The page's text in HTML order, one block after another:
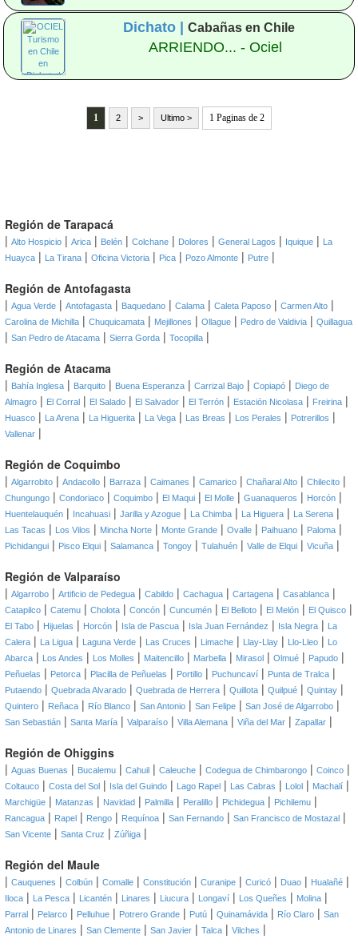
Dichato |Cabañas en Chile
ARRIENDO... - Ociel
1 2 > Ultimo > 1 Paginas de 2
Región de Tarapacá
| Alto Hospicio | Arica | Belén | Colchane | Dolores | General Lagos | Iquique |
La
Huayca | La Tirana | Oficina Victoria | Pica | Pozo Almonte | Putre |
Región de Antofagasta
| Agua Verde | Antofagasta | Baquedano | Calama | Caleta Paposo | Carmen Alto |
Carolina de Michilla | Chuquicamata | Mejillones | Ollague | Pedro de Valdivia | Quillagua
| San Pedro de Atacama | Sierra Gorda | Tocopilla |
Región de Atacama
| Bahía Inglesa | Barquito | Buena Esperanza | Carrizal Bajo | Copiapó | Diego de
Almagro | El Corral | El Salado | El Salvador | El Terrón | Estación Nicolasa | Freirina |
Huasco | La Arena | La Higuerita | La Vega | Las Breas | Los Perales | Potrerillos |
Vallenar |
Región de Coquimbo
| Algarrobito | Andacollo | Barraza | Caimanes | Camarico | Chañaral Alto | Chilecito |
Chungungo | Condoriaco | Coquimbo | El Maqui | El Molle | Guanaqueros | Horcón |
Huentelauquén | Incahuasi | Jarilla y Azogue | La Chimba | La Higuera | La Serena |
Las Tacas | Los Vilos | Mincha Norte | Monte Grande | Ovalle | Paihuano | Paloma |
Pichidangui | Pisco Elqui | Salamanca | Tongoy | Tulahuén | Valle de Elqui | Vicuña |
Región de Valparaíso
| Algarrobo | Artificio de Pedegua | Cabildo | Cachagua | Cartagena | Casablanca |
Catapilco | Catemu | Cholota | Concón | Cuncumén | El Belloto | El Melón | El Quisco |
El Tabo | Hijuelas | Horcón | Isla de Pascua | Isla Juan Fernández | Isla Negra |
La
Calera | La Ligua | Laguna Verde | Las Cruces | Limache | Llay-Llay | Llo-Lleo |
Lo
Abarca | Los Andes | Los Molles | Maitencillo | Marbella | Mirasol | Olmué | Papudo |
Peñuelas | Petorca | Placilla de Peñuelas | Portillo | Puchuncaví | Punta de Tralca |
Putaendo | Quebrada Alvarado | Quebrada de Herrera | Quillota | Quilpué | Quintay |
Quintero | Reñaca | Río Blanco | San Antonio | San Felipe | San José de Algarrobo |
San Sebastián | Santa María | Valparaíso | Villa Alemana | Viña del Mar | Zapallar |
Región de Ohiggins
| Aguas Buenas | Bucalemu | Cahuil | Caleuche | Codegua de Chimbarongo | Coinco |
Coltauco | Costa del Sol | Isla del Guindo | Lago Rapel | Las Cabras | Lolol | Machalí |
Marchigüe | Matanzas | Navidad | Palmilla | Peralillo | Pichidegua | Pichilemu |
Rancagua | Rapel | Rengo | Requínoa | San Fernando | San Francisco de Mostazal |
San Vicente | Santa Cruz | Zúñiga |
Región del Maule
| Cauquenes | Colbún | Comalle | Constitución | Curanipe | Curicó | Duao | Hualañé |
Iloca | La Pesca | Licantén | Linares | Liucura | Longaví | Los Queñes | Molina |
Parral | Pelarco | Pelluhue | Potrero Grande | Putú | Quinamávida | Río Claro | San
Antonio de Linares | San Clemente | San Javier | Talca | Vilches |